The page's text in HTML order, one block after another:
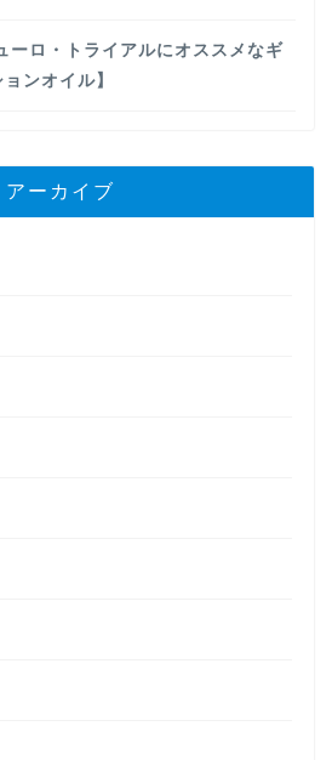
ーロ・トライアルにオススメなギ
ンオイル】
アーカイブ